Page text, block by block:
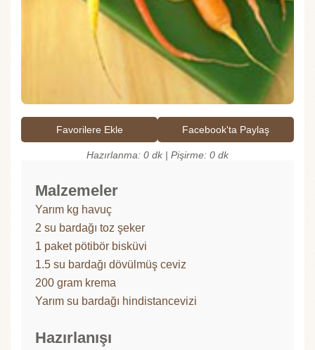
Favorilere Ekle Facebook'ta Paylaş
Hazırlanma: 0 dk | Pişirme: 0 dk
Malzemeler
Yarım kg havuç
2 su bardağı toz şeker
1 paket pötibör bisküvi
1.5 su bardağı dövülmüş ceviz
200 gram krema
Yarım su bardağı hindistancevizi
Hazırlanışı